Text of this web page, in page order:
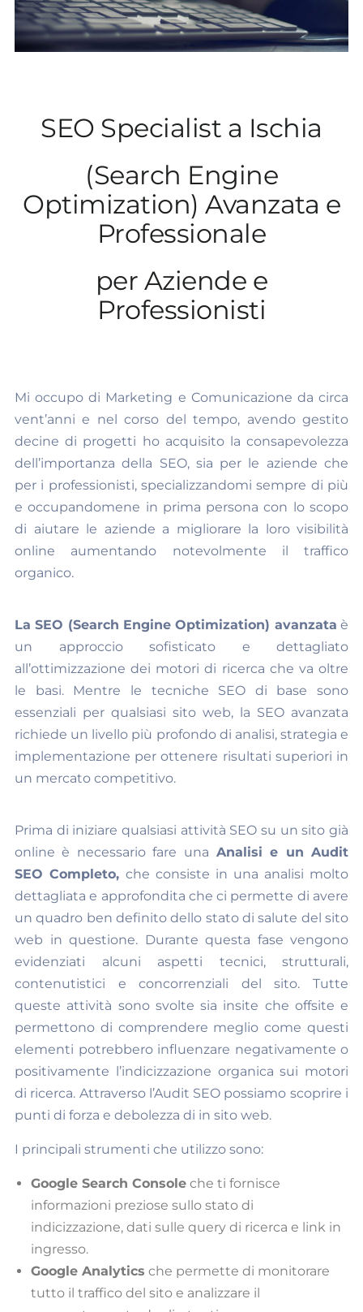
SEO Specialist a Ischia
(Search Engine
Optimization) Avanzata e
Professionale
per Aziende e
Professionisti
Mi occupo di Marketing e Comunicazione da circa
vent’anni e nel corso del tempo, avendo gestito
decine di progetti ho acquisito la consapevolezza
dell’importanza della SEO, sia per le aziende che
per i professionisti, specializzandomi sempre di più
e occupandomene in prima persona con lo scopo
di aiutare le aziende a migliorare la loro visibilità
online aumentando notevolmente il traffico
organico.
La SEO (Search Engine Optimization) avanzata è
un approccio sofisticato e dettagliato
all’ottimizzazione dei motori di ricerca che va oltre
le basi. Mentre le tecniche SEO di base sono
essenziali per qualsiasi sito web, la SEO avanzata
richiede un livello più profondo di analisi, strategia e
implementazione per ottenere risultati superiori in
un mercato competitivo.
Prima di iniziare qualsiasi attività SEO su un sito già
online è necessario fare una Analisi e un Audit
SEO Completo, che consiste in una analisi molto
dettagliata e approfondita che ci permette di avere
un quadro ben definito dello stato di salute del sito
web in questione. Durante questa fase vengono
evidenziati alcuni aspetti tecnici, strutturali,
contenutistici e concorrenziali del sito. Tutte
queste attività sono svolte sia insite che offsite e
permettono di comprendere meglio come questi
elementi potrebbero influenzare negativamente o
positivamente l’indicizzazione organica sui motori
di ricerca. Attraverso l’Audit SEO possiamo scoprire i
punti di forza e debolezza di in sito web.
I principali strumenti che utilizzo sono:
Google Search Console che ti fornisce
informazioni preziose sullo stato di
indicizzazione, dati sulle query di ricerca e link in
ingresso.
Google Analytics che permette di monitorare
tutto il traffico del sito e analizzare il